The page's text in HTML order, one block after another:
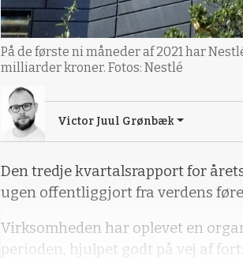
På de første ni måneder af 2021 har
milliarder kroner. Fotos: Nestlé
Victor Juul Grønbæk
Den tredje kvartalsrapport for
ugen offentliggjort fra verdens
Virksomheden har oplevet en
perioden, hjulpet godt på vej af